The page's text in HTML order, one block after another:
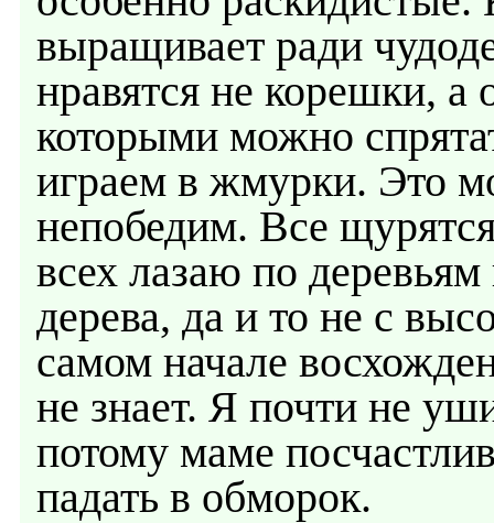
выращивает ради
нравятся не корешки, а
которыми можно
играем в жмурки. Это
непобедим. Все
всех лазаю по
дерева, да и то не с
самом начале
не знает. Я почти не
потому маме
падать в обморок.